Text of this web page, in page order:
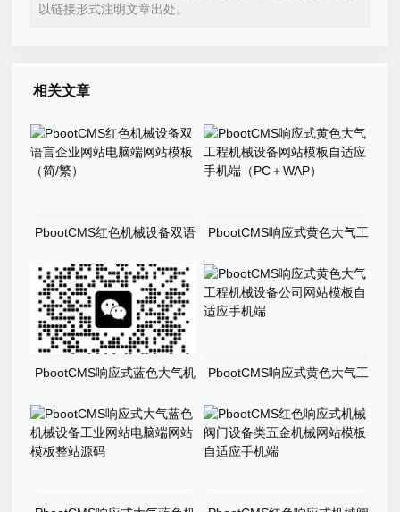
以链接形式注明文章出处。
相关文章
PbootCMS红色机械设备双语
（简/繁）
PbootCMS响应式黄色大气工
机端（PC＋WAP）
PbootCMS响应式蓝色大气机
板自适应手机端
PbootCMS响应式黄色大气工
应手机端